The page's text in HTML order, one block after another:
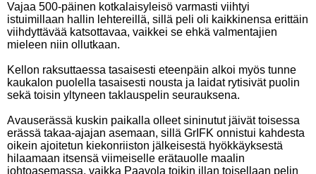
Vajaa 500-päinen kotkalaisyleisö varmasti viihtyi
istuimillaan hallin lehtereillä, sillä peli oli kaikkinensa erittäin
viihdyttävää katsottavaa, vaikkei se ehkä valmentajien
mieleen niin ollutkaan.
Kellon raksuttaessa tasaisesti eteenpäin alkoi myös tunne
kaukalon puolella tasaisesti nousta ja laidat rytisivät puolin
sekä toisin yltyneen taklauspelin seurauksena.
Avauserässä kuskin paikalla olleet sininutut jäivät toisessa
erässä takaa-ajajan asemaan, sillä GrIFK onnistui kahdesta
oikein ajoitetun kiekonriiston jälkeisestä hyökkäyksestä
hilaamaan itsensä viimeiselle erätauolle maalin
johtoasemassa, vaikka Paavola toikin illan toisellaan pelin